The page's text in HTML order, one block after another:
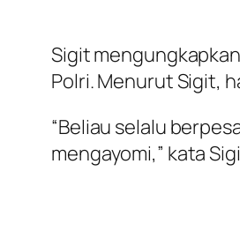
Sigit
Polri. Menurut Sigit,
“Beliau selalu
mengayomi,” kata